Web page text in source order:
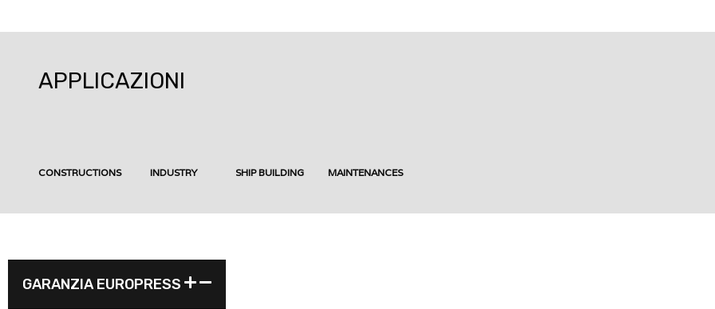
APPLICAZIONI
CONSTRUCTIONS INDUSTRY SHIP BUILDING MAINTENANCES
GARANZIA EUROPRESS